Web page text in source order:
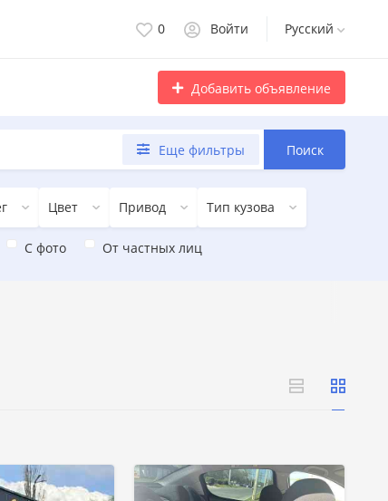
0 Войти Русский
Добавить объявление
Еще фильтры Поиск
Цвет Привод Тип кузова
С фото От частных лиц